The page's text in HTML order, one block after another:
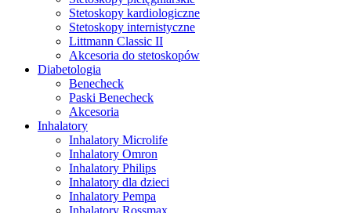
Stetoskopy kardiologiczne
Stetoskopy internistyczne
Littmann Classic II
Akcesoria do stetoskopów
Diabetologia
Benecheck
Paski Benecheck
Akcesoria
Inhalatory
Inhalatory Microlife
Inhalatory Omron
Inhalatory Philips
Inhalatory dla dzieci
Inhalatory Pempa
Inhalatory Rossmax